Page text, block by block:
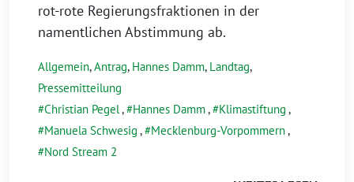
rot-rote Regierungsfraktionen in der
namentlichen Abstimmung ab.
Allgemein,Antrag, Hannes Damm, Landtag,
Pressemitteilung
Christian Pegel, Hannes Damm, Klimastiftung ,
Manuela Schwesig , Mecklenburg-Vorpommern,
Nord Stream 2